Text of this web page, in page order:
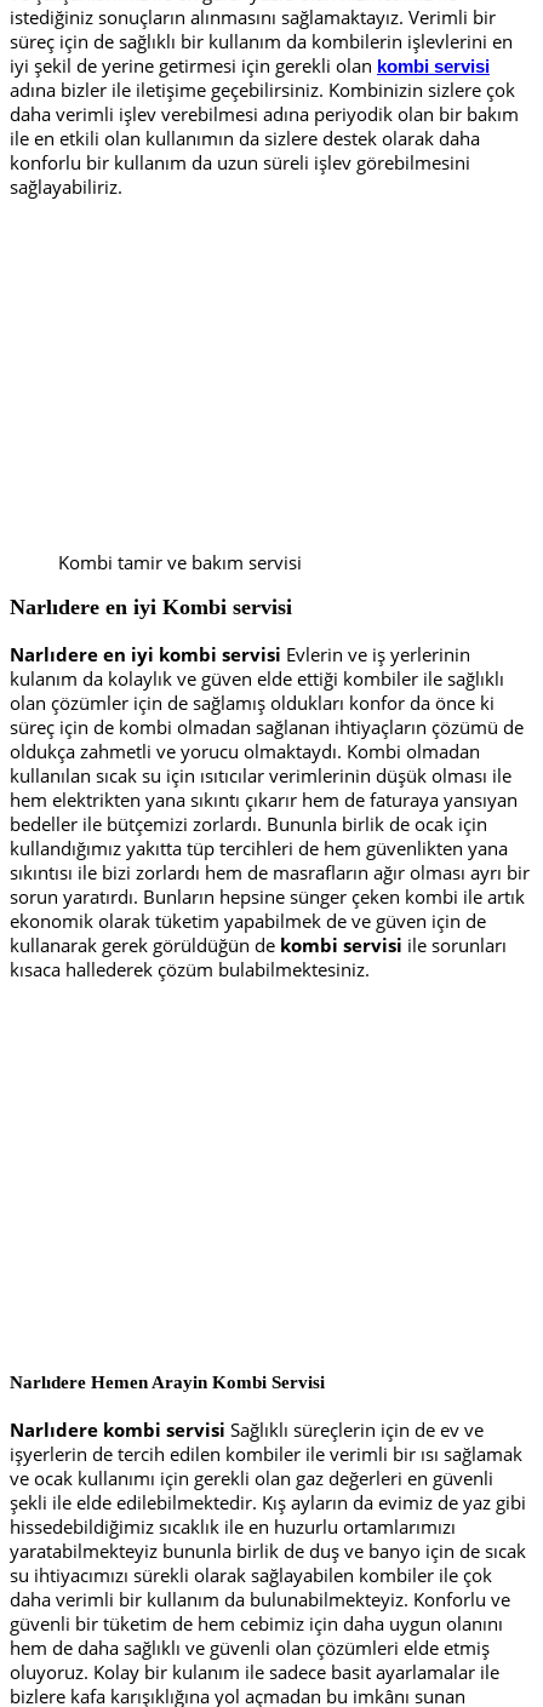
istediğiniz sonuçların alınmasını sağlamaktayız. Verimli bir
süreç için de sağlıklı bir kullanım da kombilerin işlevlerini en
iyi şekil de yerine getirmesi için gerekli olan kombi servisi
adına bizler ile iletişime geçebilirsiniz. Kombinizin sizlere çok
daha verimli işlev verebilmesi adına periyodik olan bir bakım
ile en etkili olan kullanımın da sizlere destek olarak daha
konforlu bir kullanım da uzun süreli işlev görebilmesini
sağlayabiliriz.
Kombi tamir ve bakım servisi
Narlıdere en iyi Kombi servisi
Narlıdere en iyi kombi servisi Evlerin ve iş yerlerinin
kulanım da kolaylık ve güven elde ettiği kombiler ile sağlıklı
olan çözümler için de sağlamış oldukları konfor da önce ki
süreç için de kombi olmadan sağlanan ihtiyaçların çözümü de
oldukça zahmetli ve yorucu olmaktaydı. Kombi olmadan
kullanılan sıcak su için ısıtıcılar verimlerinin düşük olması ile
hem elektrikten yana sıkıntı çıkarır hem de faturaya yansıyan
bedeller ile bütçemizi zorlardı. Bununla birlik de ocak için
kullandığımız yakıtta tüp tercihleri de hem güvenlikten yana
sıkıntısı ile bizi zorlardı hem de masrafların ağır olması ayrı bir
sorun yaratırdı. Bunların hepsine sünger çeken kombi ile artık
ekonomik olarak tüketim yapabilmek de ve güven için de
kullanarak gerek görüldüğün de kombi servisi ile sorunları
kısaca hallederek çözüm bulabilmektesiniz.
Narlıdere Hemen Arayin Kombi Servisi
Narlıdere kombi servisi Sağlıklı süreçlerin için de ev ve
işyerlerin de tercih edilen kombiler ile verimli bir ısı sağlamak
ve ocak kullanımı için gerekli olan gaz değerleri en güvenli
şekli ile elde edilebilmektedir. Kış ayların da evimiz de yaz gibi
hissedebildiğimiz sıcaklık ile en huzurlu ortamlarımızı
yaratabilmekteyiz bununla birlik de duş ve banyo için de sıcak
su ihtiyacımızı sürekli olarak sağlayabilen kombiler ile çok
daha verimli bir kullanım da bulunabilmekteyiz. Konforlu ve
güvenli bir tüketim de hem cebimiz için daha uygun olanını
hem de daha sağlıklı ve güvenli olan çözümleri elde etmiş
oluyoruz. Kolay bir kulanım ile sadece basit ayarlamalar ile
bizlere kafa karışıklığına yol açmadan bu imkânı sunan